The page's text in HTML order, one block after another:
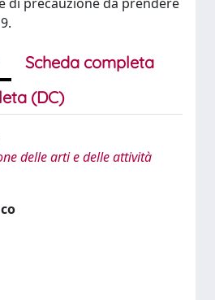
Scheda completa
(DC)
delle arti e delle attività